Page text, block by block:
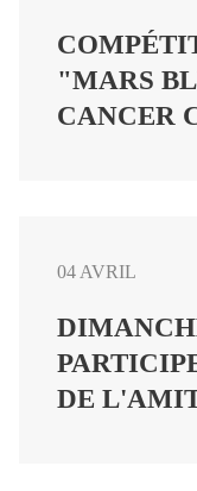
"MARS
CANCER
04 AVRIL
DE